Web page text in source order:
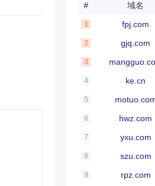
# 域名
1 fpj.com
2 gjq.com
3
4 ke.cn
5
6 hwz.com
7 yxu.com
8 szu.com
9 rpz.com